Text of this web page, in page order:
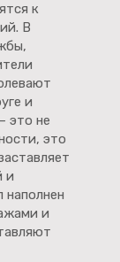
к
В
и
это не
это
и
наполнен
и